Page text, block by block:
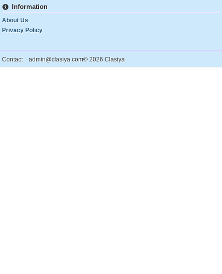
Information
About Us
Privacy Policy
Contact . admin@clasiya.com© 2026 Clasiya